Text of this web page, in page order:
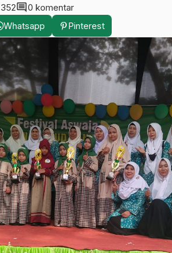
352comment0 komentar
Whatsapp Pinterest